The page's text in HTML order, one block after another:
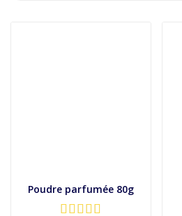
Poudre parfumée 80g